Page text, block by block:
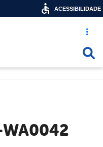
Acesso
WA0042
ACESSIBILIDADE